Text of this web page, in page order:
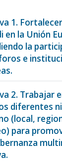
1.
en la Unión
la
e
2. Trabajar
diferentes
(local,
para